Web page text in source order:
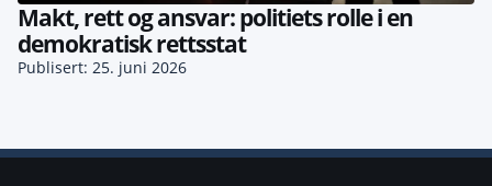
Makt, rett og ansvar: politiets rolle i en
demokratisk rettsstat
Publisert: 25. juni 2026